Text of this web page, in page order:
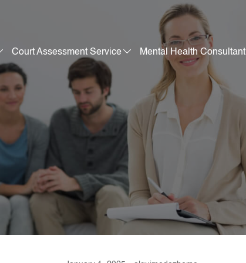
Court Assessment Service Mental Health Consultant